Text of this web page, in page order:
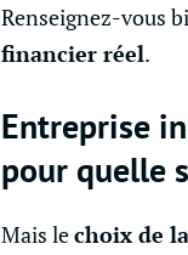
Renseignez-vous
financier réel.
Entreprise
pour quelle
Mais lechoix de